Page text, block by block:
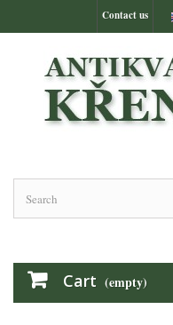
Contact us
Cart (empty)